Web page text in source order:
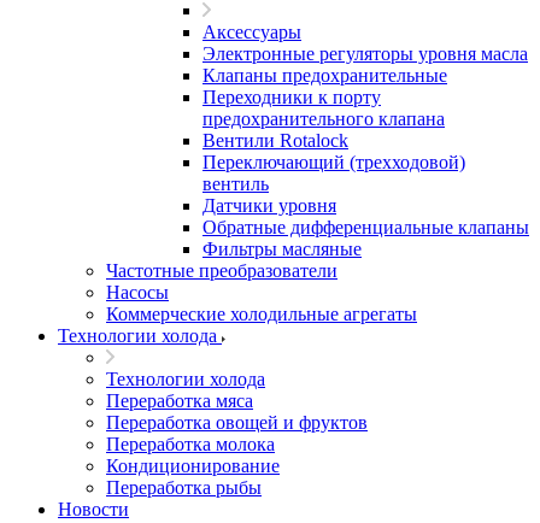
Аксессуары
Электронные регуляторы уровня масла
Клапаны предохранительные
Переходники к порту
предохранительного клапана
Вентили Rotalock
Переключающий (трехходовой)
вентиль
Датчики уровня
Обратные дифференциальные клапаны
Фильтры масляные
Частотные преобразователи
Насосы
Коммерческие холодильные агрегаты
Технологии холода
Технологии холода
Переработка мяса
Переработка овощей и фруктов
Переработка молока
Кондиционирование
Переработка рыбы
Новости